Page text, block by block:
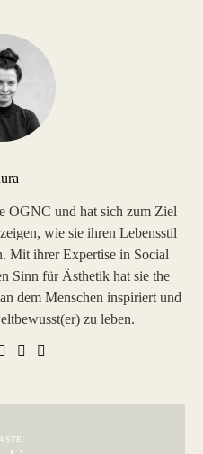
OGNC und hat sich zum Ziel
wie sie ihren Lebensstil
Mit ihrer Expertise in Social
Sinn für Ästhetik hat sie the
dem Menschen inspiriert und
zu leben.